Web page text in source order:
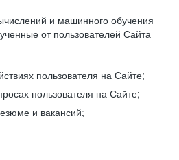
и машинного обучения
от пользователей Сайта
пользователя на Сайте;
пользователя на Сайте;
и вакансий;